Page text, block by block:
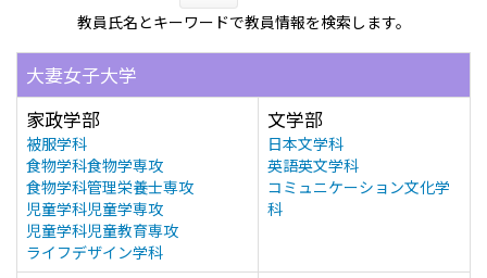
教員氏名とキーワードで教員情報を検索します。
大妻女子大学
家政学部
被服学科
食物学科食物学専攻
食物学科管理栄養士専攻
児童学科児童学専攻
児童学科児童教育専攻
ライフデザイン学科
文学部
日本文学科
英語英文学科
コミュニケーション文化学
科